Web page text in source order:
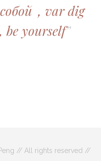
，var dig
yourself”
// All rights reserved //